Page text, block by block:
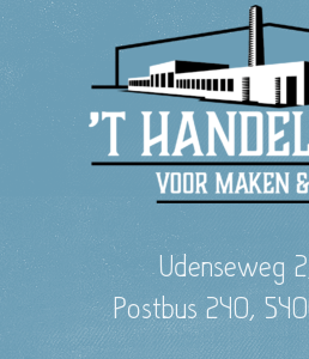
Udenseweg
Postbus 240,